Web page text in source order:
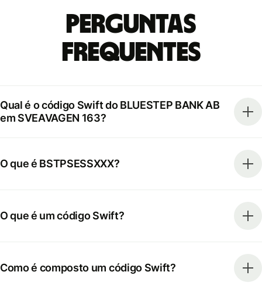
Perguntas
frequentes
Qual é o código Swift do BLUESTEP BANK AB
em SVEAVAGEN 163?
O que é BSTPSESSXXX?
O que é um código Swift?
Como é composto um código Swift?